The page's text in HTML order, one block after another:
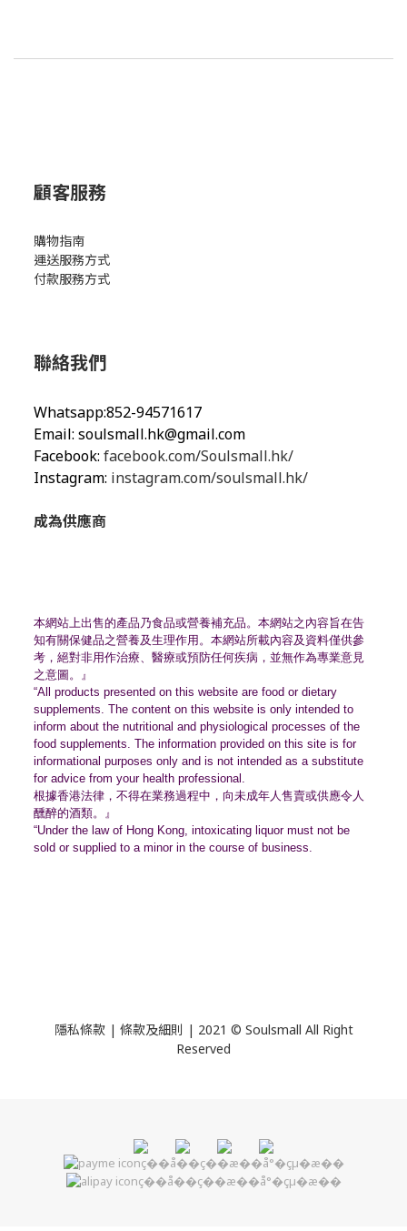
顧客服務
購物指南
運送服務方式
付款服務方式
聯絡我們
Whatsapp:852-94571617
Email: soulsmall.hk@gmail.com
Facebook: facebook.com/Soulsmall.hk/
Instagram: instagram.com/soulsmall.hk/
成為供應商
本網站上出售的產品乃食品或營養補充品。 本網站之內容旨在告
知有關保健品之營養及生理作用。 本網站所載內容及資料僅供參
考，絕對非用作治療、 醫療或預防任何疾病，並無作為專業意見
之意圖。』
“All products presented on this website are food or dietary
supplements. The content on this website is only intended to
inform about the nutritional and physiological processes of the
food supplements. The information provided on this site is for
informational purposes only and is not intended as a substitute
for advice from your health professional.
根據香港法律，不得在業務過程中， 向未成年人售賣或供應令人
醺醉的酒類。』
“Under the law of Hong Kong, intoxicating liquor must not be
sold or supplied to a minor in the course of business.
隱私條款 | 條款及細則 | 2021 © Soulsmall All Right
Reserved